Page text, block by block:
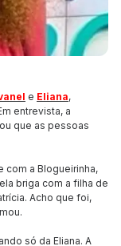
e Eliana,
entrevista, a
que as pessoas
com a Blogueirinha,
briga com a filha de
Acho que foi,
só da Eliana. A